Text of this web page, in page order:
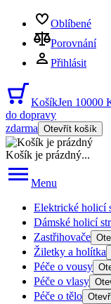
Oblíbené
Porovnání
Přihlásit
KošíkJen 10000
do dopravy
zdarma Otevřít košík
Košík je prázdný...
Menu
Elektrické holicí
Dámské holicí
Zastřihovače
Žiletky a holítka
Péče o vousy
Péče o vlasy
Péče o tělo